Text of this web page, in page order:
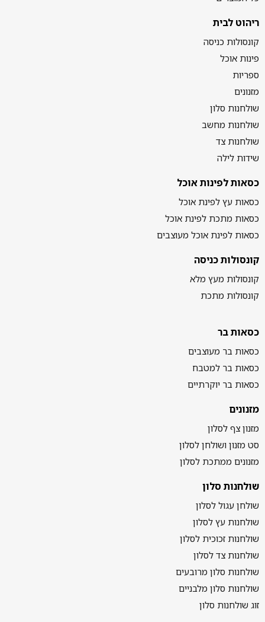
ריהוט לבית
קונסולות כניסה
פינות אוכל
ספריות
מזנונים
שולחנות סלון
שולחנות מחשב
שולחנות צד
שידות לילה
כסאות לפינות אוכל
כסאות עץ לפינת אוכל
כסאות מתכת לפינת אוכל
כסאות לפינת אוכל מעוצבים
קונסולות כניסה
קונסולות מעץ מלא
קונסולות מתכת
כסאות בר
כסאות בר מעוצבים
כסאות בר למטבח
כסאות בר יוקרתיים
מזנונים
מזנון צף לסלון
סט מזנון ושולחן לסלון
מזנונים ממתכת לסלון
שולחנות סלון
שולחן עגול לסלון
שולחנות עץ לסלון
שולחנות זכוכית לסלון
שולחנות צד לסלון
שולחנות סלון מרובעים
שולחנות סלון מלבניים
זוג שולחנות סלון